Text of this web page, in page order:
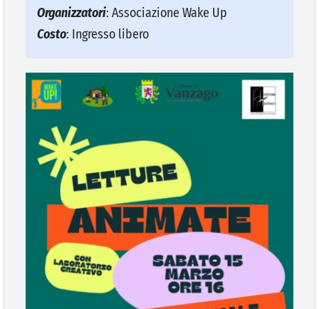
Organizzatori: Associazione Wake Up
Costo: Ingresso libero